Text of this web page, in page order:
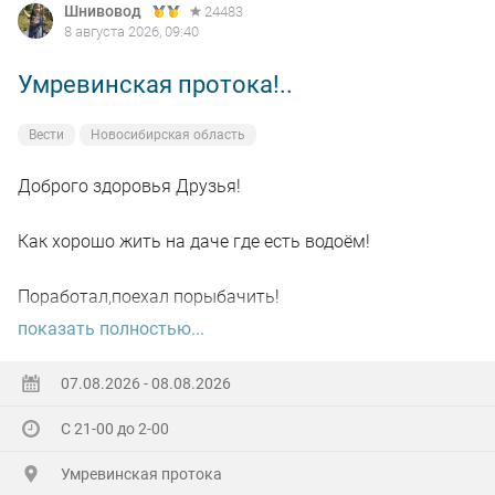
Шнивовод
24483
8 августа 2026, 09:40
Умревинская протока!..
Вести Новосибирская область
Доброго здоровья Друзья!
Как хорошо жить на даче где есть водоём!
Поработал,поехал порыбачить!
поработал"цирюльником" 😂в теплицах!
А вечером захотелось повторить предыдущее "ночное
рандеву"!
показать полностью...
07.08.2026 - 08.08.2026
С 21-00 до 2-00
Умревинская протока